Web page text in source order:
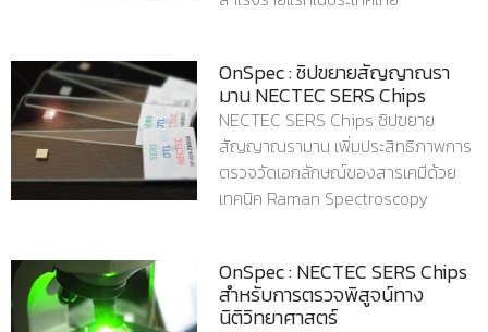
OnSpec : ชิปขยายสัญญาณรา
มาน NECTEC SERS Chips
NECTEC SERS Chips ชิปขยาย
สัญญาณรามาน เพิ่มประสิทธิภาพการ
ตรวจวัดเอกลักษณ์ของสารเคมีด้วย
เทคนิค Raman Spectroscopy
OnSpec : NECTEC SERS Chips
สำหรับการตรวจพิสูจน์ทาง
นิติวิทยาศาสตร์